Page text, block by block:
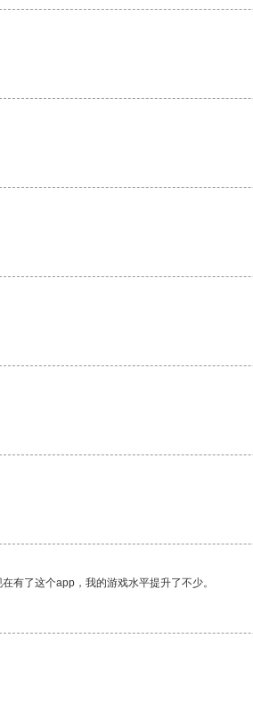
有了这个app，我的游戏水平提升了不少。